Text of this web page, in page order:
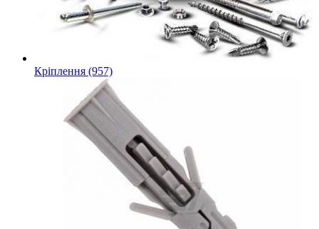
Кріплення (957)